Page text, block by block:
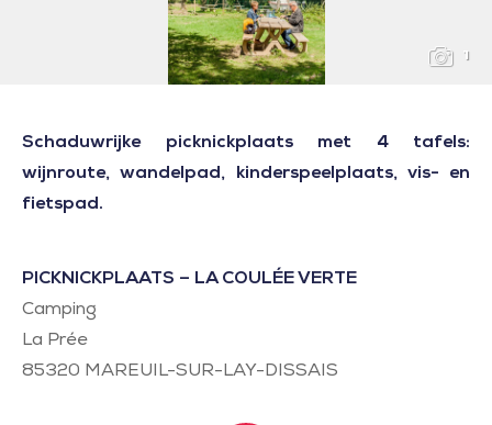
1
Schaduwrijke picknickplaats met 4 tafels:
wijnroute, wandelpad, kinderspeelplaats, vis- en
fietspad.
PICKNICKPLAATS – LA COULÉE VERTE
Camping
La Prée
85320 MAREUIL-SUR-LAY-DISSAIS